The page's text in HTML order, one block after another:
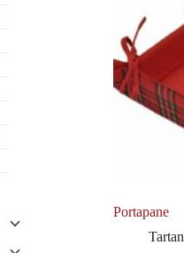
Portapane
Tartan